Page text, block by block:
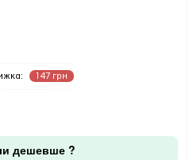
147 грн
дешевше ?